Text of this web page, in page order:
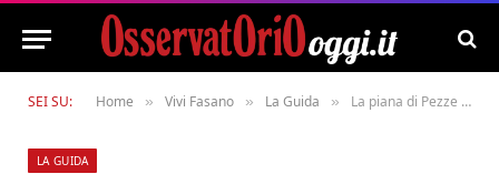
SEI SU: Home » Vivi Fasano » La Guida » La piana di Pezze di Greco
LA GUIDA